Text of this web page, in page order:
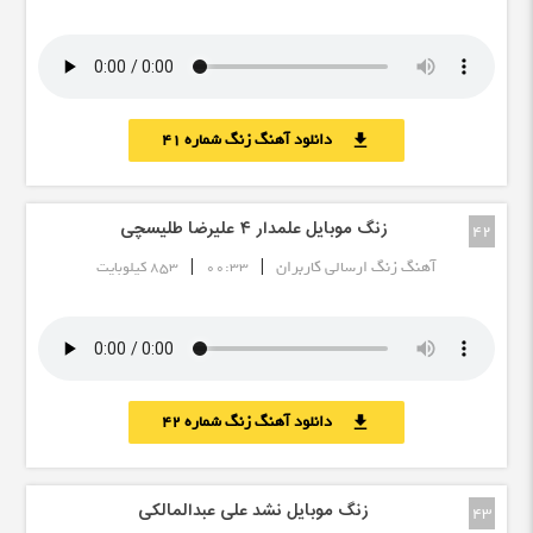
download دانلود آهنگ زنگ شماره 41
42 زنگ موبایل علمدار ۴ علیرضا طلیسچی
آهنگ زنگ ارسالی کاربران |
00:33
| 853 کیلوبایت
download دانلود آهنگ زنگ شماره 42
43 زنگ موبایل نشد علی عبدالمالکی